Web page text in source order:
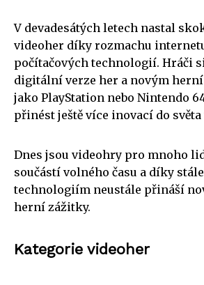
V devadesátých letech nastal
videoher díky rozmachu
počítačových technologií. Hráči
digitální verze her a novým
jako PlayStation nebo Nintendo
přinést ještě více inovací do
Dnes jsou videohry pro mnoho
součástí volného času a díky
technologiím neustále přináší
herní zážitky.
Kategorie videoher